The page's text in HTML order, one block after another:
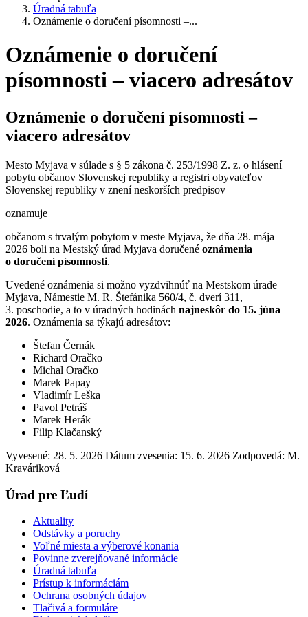
Úradná tabuľa
Oznámenie o doručení písomnosti –...
Oznámenie o doručení
písomnosti – viacero adresátov
Oznámenie o doručení písomnosti –
viacero adresátov
Mesto Myjava v súlade s § 5 zákona č. 253/1998 Z. z. o hlásení
pobytu občanov Slovenskej republiky a registri obyvateľov
Slovenskej republiky v znení neskorších predpisov
oznamuje
občanom s trvalým pobytom v meste Myjava, že dňa 28. mája
2026 boli na Mestský úrad Myjava doručené oznámenia
o doručení písomnosti.
Uvedené oznámenia si možno vyzdvihnúť na Mestskom úrade
Myjava, Námestie M. R. Štefánika 560/4, č. dverí 311,
3. poschodie, a to v úradných hodinách najneskôr do 15. júna
2026. Oznámenia sa týkajú adresátov:
Štefan Černák
Richard Oračko
Michal Oračko
Marek Papay
Vladimír Leška
Pavol Petráš
Marek Herák
Filip Klačanský
Vyvesené: 28. 5. 2026 Dátum zvesenia: 15. 6. 2026 Zodpovedá: M.
Kraváriková
Úrad pre Ľudí
Aktuality
Odstávky a poruchy
Voľné miesta a výberové konania
Povinne zverejňované informácie
Úradná tabuľa
Prístup k informáciám
Ochrana osobných údajov
Tlačivá a formuláre